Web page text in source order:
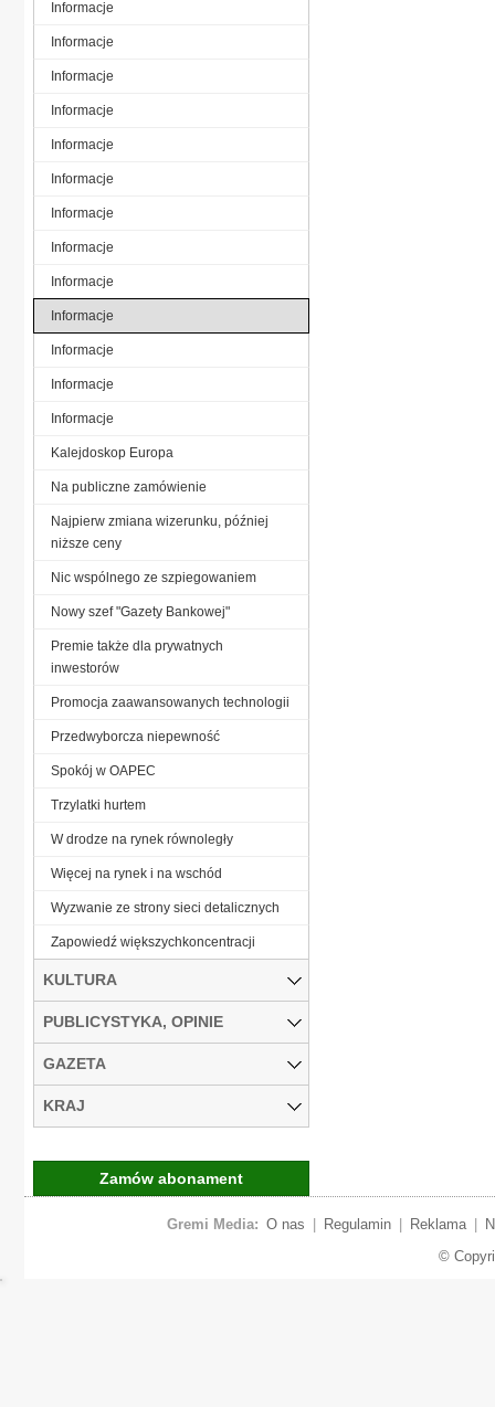
Informacje
Informacje
Informacje
Informacje
Informacje
Informacje
Informacje
Informacje
Informacje
Informacje
Informacje
Informacje
Informacje
Kalejdoskop Europa
Na publiczne zamówienie
Najpierw zmiana wizerunku, później
niższe ceny
Nic wspólnego ze szpiegowaniem
Nowy szef "Gazety Bankowej"
Premie także dla prywatnych
inwestorów
Promocja zaawansowanych technologii
Przedwyborcza niepewność
Spokój w OAPEC
Trzylatki hurtem
W drodze na rynek równoległy
Więcej na rynek i na wschód
Wyzwanie ze strony sieci detalicznych
Zapowiedź większychkoncentracji
KULTURA
PUBLICYSTYKA, OPINIE
GAZETA
KRAJ
Zamów abonament
Gremi Media: O nas Regulamin Reklama
©